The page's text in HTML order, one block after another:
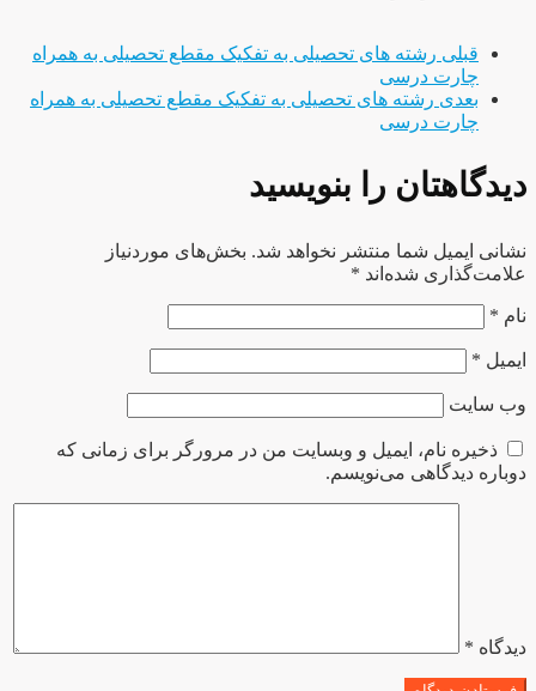
قبلی رشته های تحصیلی به تفکیک مقطع تحصیلی به همراه
چارت درسی
بعدی رشته های تحصیلی به تفکیک مقطع تحصیلی به همراه
چارت درسی
دیدگاهتان را بنویسید
نشانی ایمیل شما منتشر نخواهد شد. بخش‌های موردنیاز
علامت‌گذاری شده‌اند *
نام *
ایمیل *
وب‌ سایت
ذخیره نام، ایمیل و وبسایت من در مرورگر برای زمانی که
دوباره دیدگاهی می‌نویسم.
دیدگاه *